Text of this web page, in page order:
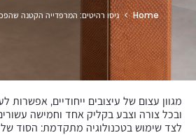
Home ניסו רהיטים: המרפדייה הקטנה
מגוון עצום של עיצובים ייחודיים,
ובכל צורה וצבע בקליק אחד וחמישה
לצד שימוש בטכנולוגיה מתקדמת: הסוד של